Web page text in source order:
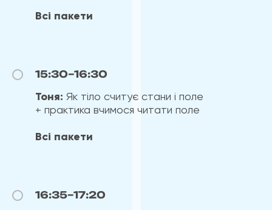
Всі пакети
15:30–16:30
Тоня: Як тіло считує стани і поле
+ практика вчимося читати поле
Всі пакети
16:35–17:20